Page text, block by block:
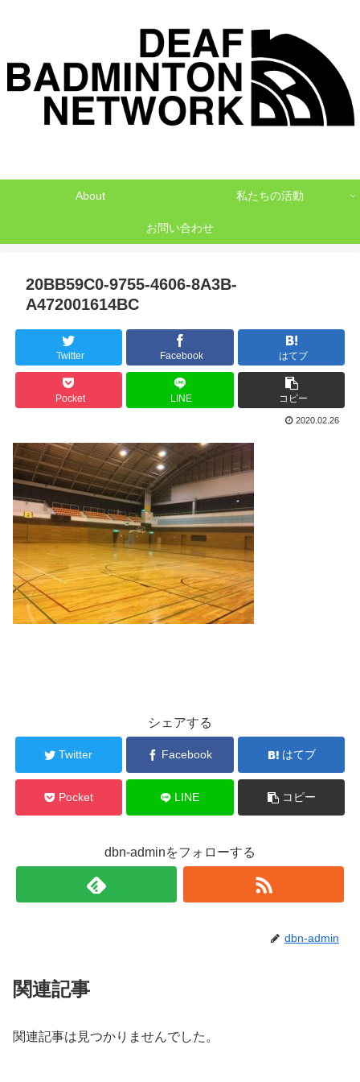
About 私たちの活動
お問い合わせ
20BB59C0-9755-4606-8A3B-
A472001614BC
Twitter Facebook はてブ
Pocket LINE コピー
2020.02.26
シェアする
Twitter Facebook はてブ
Pocket LINE コピー
dbn-adminをフォローする
dbn-admin
関連記事
関連記事は見つかりませんでした。